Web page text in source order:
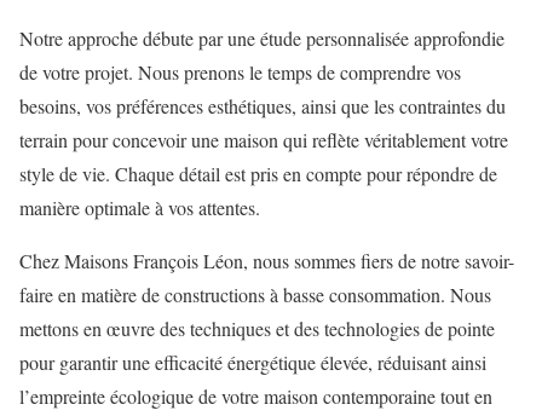
Notre approche débute par une étude personnalisée approfondie
de votre projet. Nous prenons le temps de comprendre vos
besoins, vos préférences esthétiques, ainsi que les contraintes du
terrain pour concevoir une maison qui reflète véritablement votre
style de vie. Chaque détail est pris en compte pour répondre de
manière optimale à vos attentes.
Chez Maisons François Léon, nous sommes fiers de notre savoir-
faire en matière de constructions à basse consommation. Nous
mettons en œuvre des techniques et des technologies de pointe
pour garantir une efficacité énergétique élevée, réduisant ainsi
l’empreinte écologique de votre maison contemporaine tout en